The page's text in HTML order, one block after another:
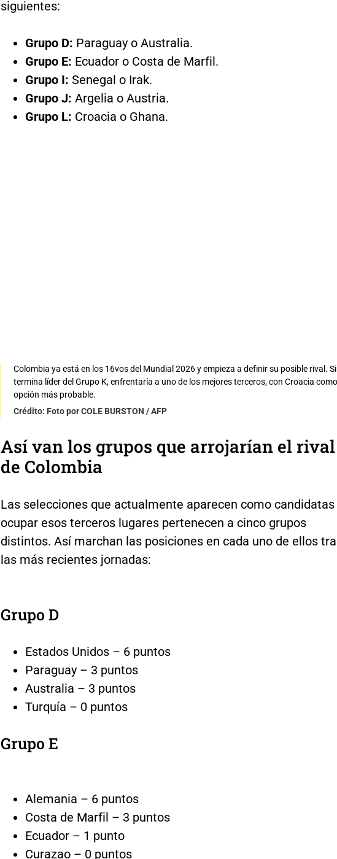
siguientes:
Grupo D: Paraguay o Australia.
Grupo E: Ecuador o Costa de Marfil.
Grupo I: Senegal o Irak.
Grupo J: Argelia o Austria.
Grupo L: Croacia o Ghana.
Colombia ya está en los 16vos del Mundial 2026 y empieza a definir su posible rival. Si
termina líder del Grupo K, enfrentaría a uno de los mejores terceros, con Croacia como
opción más probable.
Crédito: Foto por COLE BURSTON / AFP
Así van los grupos que arrojarían el rival
de Colombia
Las selecciones que actualmente aparecen como candidatas
ocupar esos terceros lugares pertenecen a cinco grupos
distintos. Así marchan las posiciones en cada uno de ellos
las más recientes jornadas:
Grupo D
Estados Unidos – 6 puntos
Paraguay – 3 puntos
Australia – 3 puntos
Turquía – 0 puntos
Grupo E
Alemania – 6 puntos
Costa de Marfil – 3 puntos
Ecuador – 1 punto
Curazao – 0 puntos